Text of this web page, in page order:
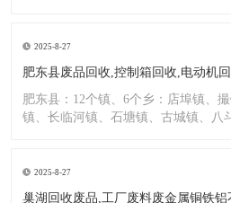
2025-8-27
肥东县废品回收,控制箱回收,电动机
肥东县：12个镇、6个乡：店埠镇、
镇、长临河镇、石塘镇、古城镇、八
2025-8-27
巢湖回收废品,工厂废料废金属铜铁铝